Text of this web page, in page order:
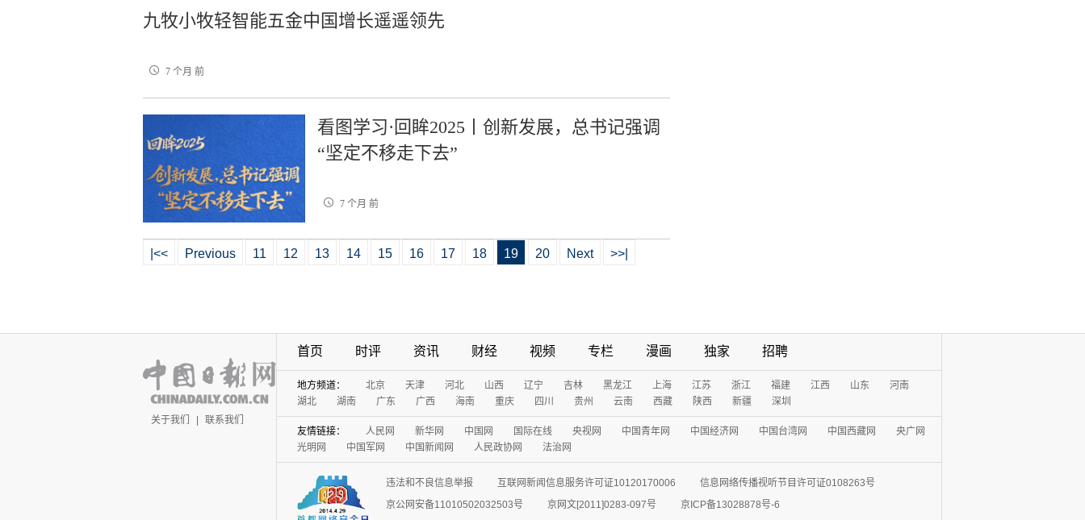
九牧小牧轻智能五金中国增长遥遥领先
7 个月 前
看图学习·回眸2025丨创新发展，总书记强调
“坚定不移走下去”
7 个月 前
|<< Previous 11 12 13 14 15 16 17 18 19 20 Next >>|
关于我们 | 联系我们
首页 时评 资讯 财经 视频 专栏 漫画 独家 招聘
地方频道： 北京 天津 河北 山西 辽宁 吉林 黑龙江 上海 江苏 浙江 福建 江西 山东
河南
湖北
湖南 广东 广西 海南 重庆 四川 贵州 云南 西藏 陕西 新疆 深圳
友情链接： 人民网 新华网 中国网 国际在线 央视网 中国青年网 中国经济网 中国台湾网 中国西藏网
央广网
光明网
中国军网 中国新闻网 人民政协网 法治网
违法和不良信息举报 互联网新闻信息服务许可证10120170006
信息网络传播视听节目许可证0108263号
京公网安备11010502032503号
京网文[2011]0283-097号 京ICP备13028878号-6